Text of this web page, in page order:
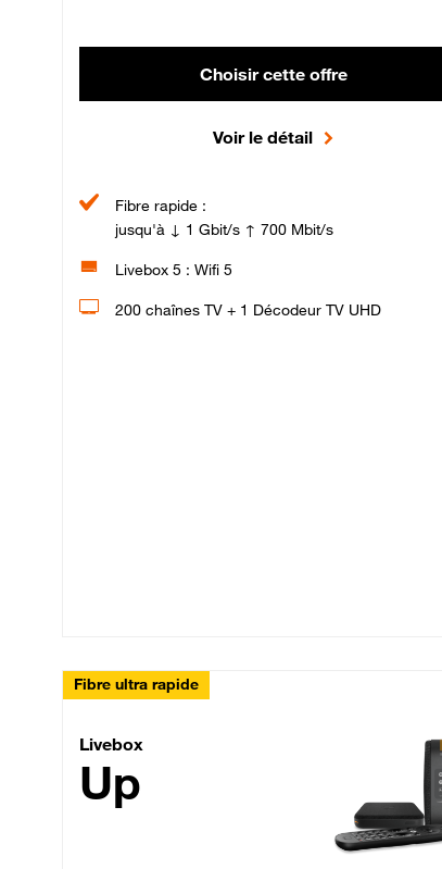
Choisir cette offre
Voir le détail
Fibre rapide :
jusqu'à ↓ 1 Gbit/s ↑ 700 Mbit/s
Livebox 5 : Wifi 5
200 chaînes TV + 1 Décodeur TV UHD
Fibre ultra rapide
Livebox Up Fibre
Livebox
Up